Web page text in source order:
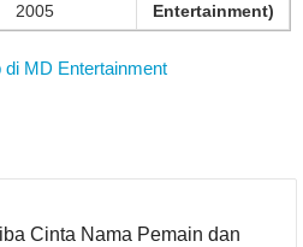
2005
Entertainment)
di MD Entertainment
Cinta Nama Pemain dan